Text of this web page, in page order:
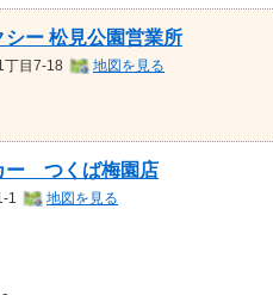
ー 松見公園営業所
丁目7-18 地図を見る
ー つくば梅園店
1 地図を見る